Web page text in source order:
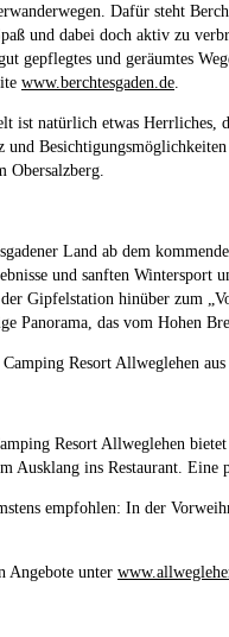
Dafür steht
und dabei doch aktiv zu
gepflegtes und geräumtes
www.berchtesgaden.de
ist natürlich etwas
und
Obersalzberg.
Land ab dem
und sanften
der Gipfelstation hinüber
Panorama, das vom
Resort Allweglehen
Resort Allweglehen
Ausklang ins Restaurant.
empfohlen: In der
Angebote unter